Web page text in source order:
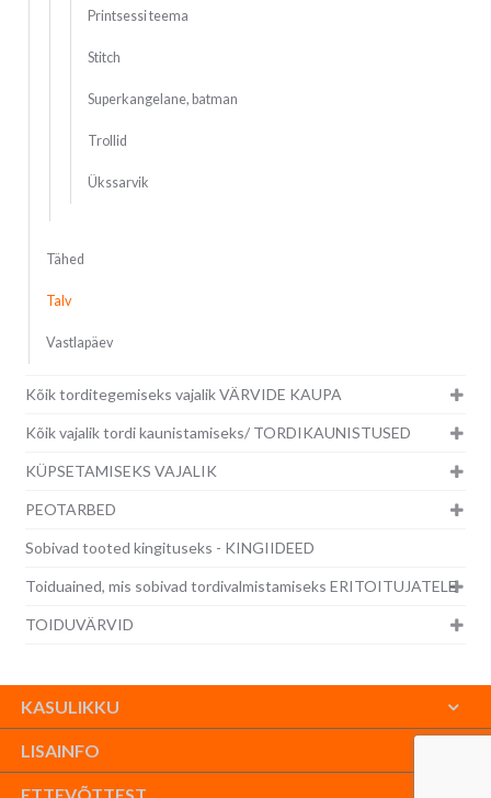
Printsessi teema
Stitch
Superkangelane, batman
Trollid
Ükssarvik
Tähed
Talv
Vastlapäev
Kõik torditegemiseks vajalik VÄRVIDE KAUPA
Kõik vajalik tordi kaunistamiseks/ TORDIKAUNISTUSED
KÜPSETAMISEKS VAJALIK
PEOTARBED
Sobivad tooted kingituseks - KINGIIDEED
Toiduained, mis sobivad tordivalmistamiseks ERITOITUJATELE
TOIDUVÄRVID
KASULIKKU
LISAINFO